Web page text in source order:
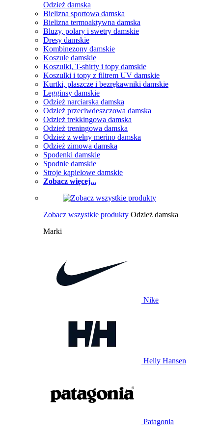
Odzież damska
Bielizna sportowa damska
Bielizna termoaktywna damska
Bluzy, polary i swetry damskie
Dresy damskie
Kombinezony damskie
Koszule damskie
Koszulki, T-shirty i topy damskie
Koszulki i topy z filtrem UV damskie
Kurtki, płaszcze i bezrękawniki damskie
Legginsy damskie
Odzież narciarska damska
Odzież przeciwdeszczowa damska
Odzież trekkingowa damska
Odzież treningowa damska
Odzież z wełny merino damska
Odzież zimowa damska
Spodenki damskie
Spodnie damskie
Stroje kąpielowe damskie
Zobacz więcej...
Zobacz wszystkie produkty Odzież damska
Marki
Nike
Helly Hansen
Patagonia